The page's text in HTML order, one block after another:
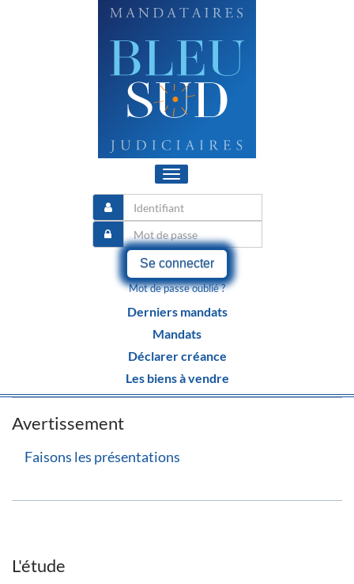
Toggle
navigation
Se connecter
Mot de passe oublié ?
Derniers mandats
Mandats
Déclarer créance
Les biens à vendre
Avertissement
Faisons les présentations
L'étude